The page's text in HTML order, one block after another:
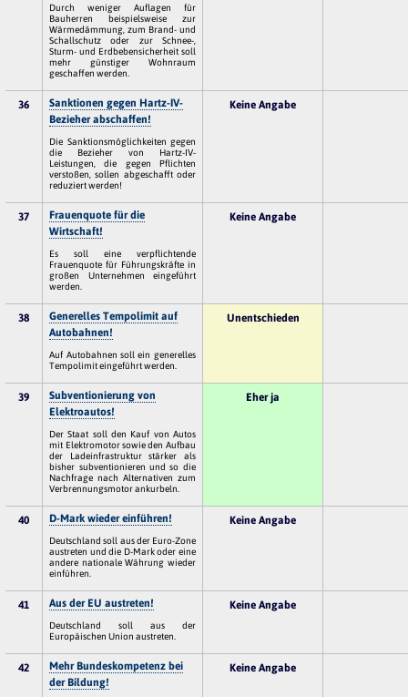
Durch weniger Auflagen für
Bauherren beispielsweise zur
Wärmedämmung, zum Brand- und
Schallschutz oder zur Schnee-,
Sturm- und Erdbebensicherheit soll
mehr günstiger Wohnraum
geschaffen werden.
36
Sanktionen gegen Hartz-IV-
Bezieher abschaffen!
Die Sanktionsmöglichkeiten gegen
die Bezieher von Hartz-IV-
Leistungen, die gegen Pflichten
verstoßen, sollen abgeschafft oder
reduziert werden!
Keine Angabe
37
Frauenquote für die
Wirtschaft!
Es soll eine verpflichtende
Frauenquote für Führungskräfte in
großen Unternehmen eingeführt
werden.
Keine Angabe
38
Generelles Tempolimit auf
Autobahnen!
Auf Autobahnen soll ein generelles
Tempolimit eingeführt werden.
Unentschieden
39
Subventionierung von
Elektroautos!
Der Staat soll den Kauf von Autos
mit Elektromotor sowie den Aufbau
der Ladeinfrastruktur stärker als
bisher subventionieren und so die
Nachfrage nach Alternativen zum
Verbrennungsmotor ankurbeln.
Eher ja
40 D-Mark wieder einführen!
Deutschland soll aus der Euro-Zone
austreten und die D-Mark oder eine
andere nationale Währung wieder
einführen.
Keine Angabe
41 Aus der EU austreten!
Deutschland soll aus der
Europäischen Union austreten.
Keine Angabe
42
Mehr Bundeskompetenz bei
der Bildung!
Keine Angabe